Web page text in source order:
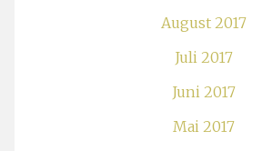
August 2017
Juli 2017
Juni 2017
Mai 2017